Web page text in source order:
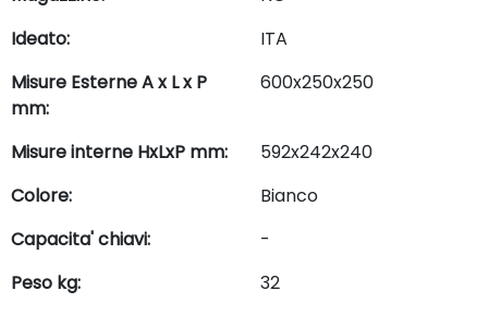
Ideato:
ITA
Misure Esterne A x L x P
mm:
600x250x250
Misure interne HxLxP mm:
592x242x240
Colore:
Bianco
Capacita' chiavi:
-
Peso kg:
32